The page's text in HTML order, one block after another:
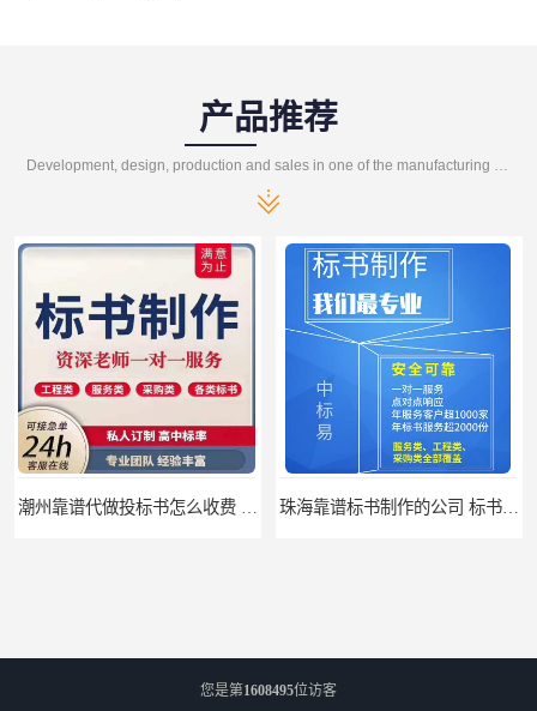
产品推荐
Development, design, production and sales in one of the manufacturing enterprises
潮州靠谱代做投标书怎么收费 标书怎么做 珠海靠谱标书制作的公司 标书制作课程
您是第1608495位访客